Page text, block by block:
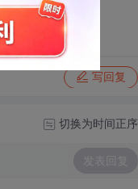
写回复
切换为时间正序
发表回复